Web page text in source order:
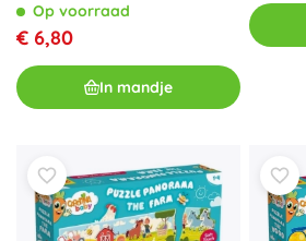
Op voorraad
€ 6,80
In mandje